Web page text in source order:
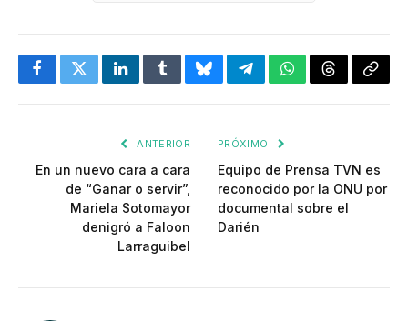
FacebookTwitterLinkedInTumblrBlueskyTelegramWhatsApp
Threads
ANTERIOR
En un nuevo cara a cara
de “Ganar o servir”,
Mariela Sotomayor
denigró a Faloon
Larraguibel
PRÓXIMO
Equipo de Prensa TVN es
reconocido por la ONU por
documental sobre el
Darién